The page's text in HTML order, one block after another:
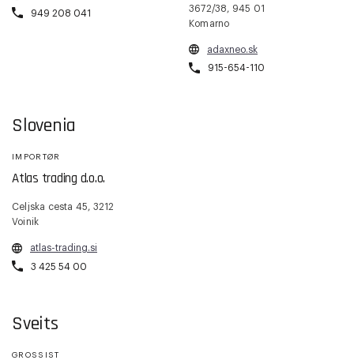
949 208 041
3672/38, 945 01
Komarno
adaxneo.sk
915-654-110
Slovenia
IMPORTØR
Atlas trading d.o.o.
Celjska cesta 45, 3212
Voinik
atlas-trading.si
3 425 54 00
Sveits
GROSSIST